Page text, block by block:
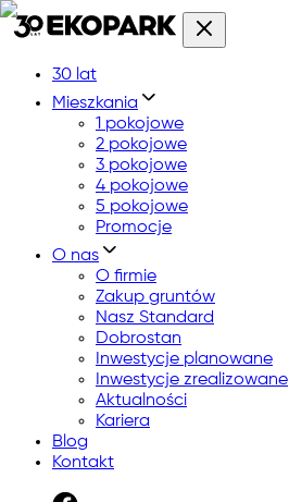
30 lat
Mieszkania
1 pokojowe
2 pokojowe
3 pokojowe
4 pokojowe
5 pokojowe
Promocje
O nas
O firmie
Zakup gruntów
Nasz Standard
Dobrostan
Inwestycje planowane
Inwestycje zrealizowane
Aktualności
Kariera
Blog
Kontakt